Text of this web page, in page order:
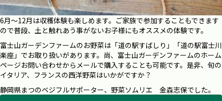
6月～12月は収穫体験も楽しめます。ご家族で参加することもできます
ので普段、土と触れあう事がないお子様にもオススメの体験です。
富士山ガーデンファームのお野菜は「道の駅すばしり」「道の駅富士川
楽座」でお取り扱いがあります。尚、富士山ガーデンファームのホーム
ページお問い合わせからメールで購入することも可能です。是非、旬の
イタリア、フランスの西洋野菜はいかがですか？
静岡県まつのベジフルサポーター、野菜ソムリエ 金森志保でした。